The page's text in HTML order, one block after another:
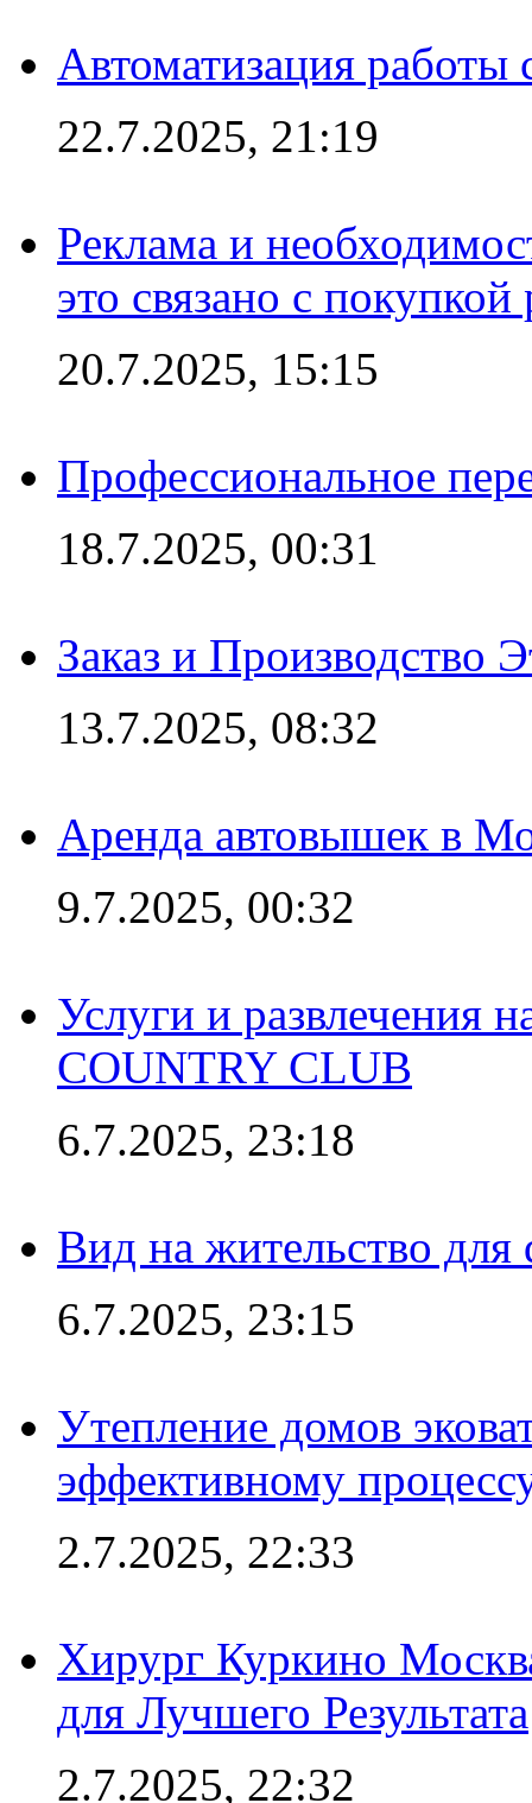
Автоматизация работы
22.7.2025, 21:19
Реклама и
это связано с покупкой
20.7.2025, 15:15
Профессиональное
18.7.2025, 00:31
Заказ и Производство
13.7.2025, 08:32
Аренда автовышек в
9.7.2025, 00:32
Услуги и развлечения
COUNTRY CLUB
6.7.2025, 23:18
Вид на жительство
6.7.2025, 23:15
Утепление домов
эффективному
2.7.2025, 22:33
Хирург Куркино
для Лучшего Результата
2.7.2025, 22:32